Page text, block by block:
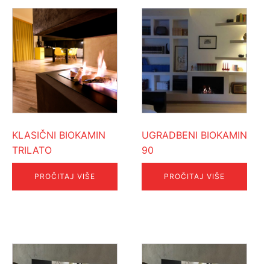
KLASIČNI BIOKAMIN
TRILATO
PROČITAJ VIŠE
UGRADBENI BIOKAMIN
90
PROČITAJ VIŠE